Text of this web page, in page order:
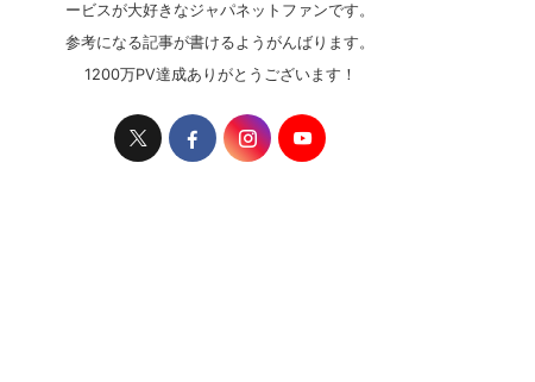
ービスが大好きなジャパネットファンです。
参考になる記事が書けるようがんばります。
1200万PV達成ありがとうございます！